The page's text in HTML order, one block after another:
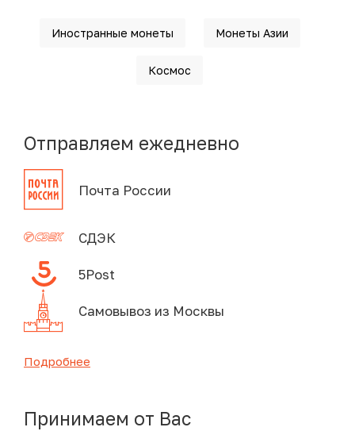
Иностранные монеты Монеты Азии
Космос
Отправляем ежедневно
Почта России
СДЭК
5Post
Самовывоз из Москвы
Подробнее
Принимаем от Вас